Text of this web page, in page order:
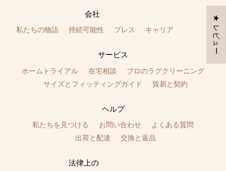
会社
私たちの物語 持続可能性 プレス キャリア
サービス
ホームトライアル 在宅相談
プロのラグクリーニング
サイズとフィッティングガイド
貿易と契約
ヘルプ
私たちを見つける お問い合わせ
よくある質問
出荷と配達
交換と返品
法律上の
★ レビュー